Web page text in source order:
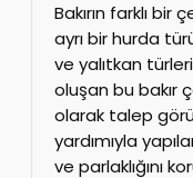
Bakırın farklı bir
ayrı bir hurda
ve yalıtkan
oluşan bu bakır
olarak talep
yardımıyla
ve parlaklığını